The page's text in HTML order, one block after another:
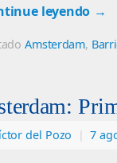
leyendo →
Amsterdam,
del Pozo 7